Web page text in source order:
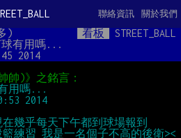
關於我們
聯絡資訊
) 看板
STREET_BALL
有用嗎...
2014